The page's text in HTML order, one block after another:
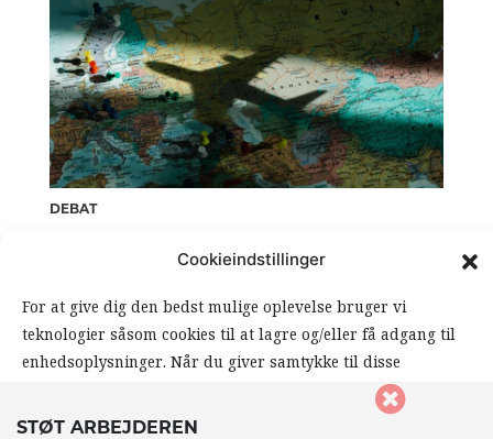
Cookieindstillinger
For at give dig den bedst mulige oplevelse bruger vi
teknologier såsom cookies til at lagre og/eller få adgang til
enhedsoplysninger. Når du giver samtykke til disse
teknologier, giver du os mulighed for at behandle data såsom
din browseradfærd eller unikke ID’er på dette website. Hvis
DEBAT
frontlinje
0 kommentarer
STØT ARBEJDEREN